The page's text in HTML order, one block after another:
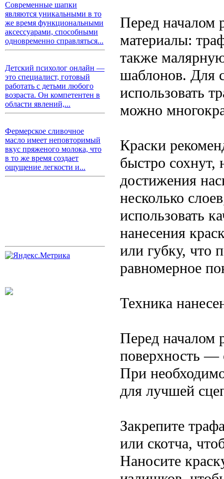
Современные шапки
являются уникальными в то
же время функциональными
аксессуарами, способными
одновременно справляться...
Детский психолог онлайн —
это специалист, готовый
работать с детьми любого
возраста. Он компетентен в
области явлений,...
Фермерское сливочное
масло имеет неповторимый
вкус пряженого молока, что
в то же время создает
ощущение легкости и...
Перед началом
материалы:
также
шаблонов. Для
использовать
можно
Краски
быстро сохнут,
достижения
несколько
использовать
нанесения
или губку, что
равномерное
Техника
Перед началом
поверхность —
При
для лучшей
Закрепите
или скотча,
Наносите